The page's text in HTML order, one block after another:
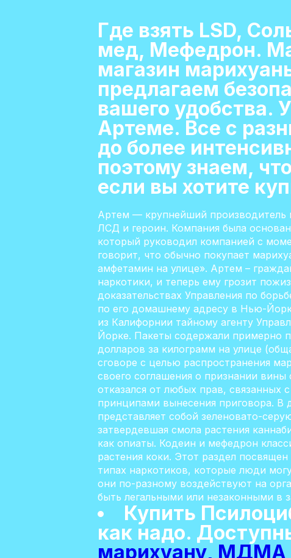
Где взять LSD,
мед, Мефедрон.
магазин
предлагаем
вашего удобства.
Артеме. Все с
до более
поэтому знаем,
если вы хотите
Артем — крупнейший
ЛСД и героин. Компания была
который руководил компанией с
говорит, что обычно покупает
амфетамин на улице». Артем –
наркотики, и теперь ему грозит
доказательствах Управления по
по его домашнему адресу в Нью-
из Калифорнии тайному агенту
Йорке. Пакеты содержали примерно
долларов за килограмм на улице
сговоре с целью распространения
своего соглашения о признании вины
отказался от любых прав,
принципами вынесения приговора. В
представляет собой зеленовато-
затвердевшая смола растения
как опиаты. Кодеин и мефедрон
растения коки. Этот раздел
типах наркотиков, которые люди
они по-разному воздействуют на
быть легальными или незаконными в
Купить
как надо.
марихуану, МДМА